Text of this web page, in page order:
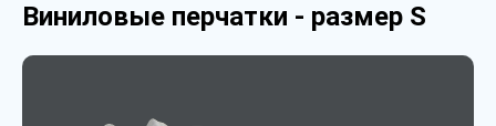
Виниловые перчатки - размер S